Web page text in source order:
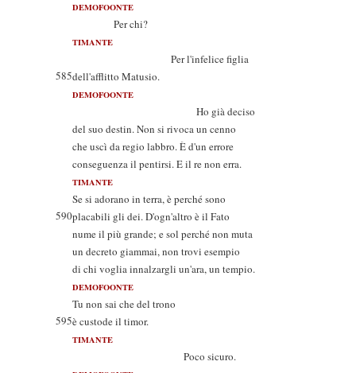
DEMOFOONTE
Per chi?
TIMANTE
Per l'infelice figlia
585dell'afflitto Matusio.
DEMOFOONTE
Ho già deciso
del suo destin. Non si rivoca un cenno
che uscì da regio labbro. È d'un errore
conseguenza il pentirsi. E il re non erra.
TIMANTE
Se si adorano in terra, è perché sono
590placabili gli dei. D'ogn'altro è il Fato
nume il più grande; e sol perché non muta
un decreto giammai, non trovi esempio
di chi voglia innalzargli un'ara, un tempio.
DEMOFOONTE
Tu non sai che del trono
595è custode il timor.
TIMANTE
Poco sicuro.